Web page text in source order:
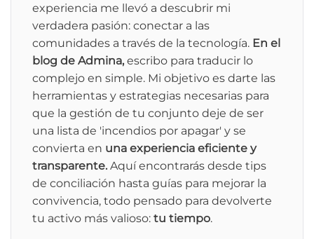
experiencia me llevó a descubrir mi
verdadera pasión: conectar a las
comunidades a través de la tecnología. En el
blog de Admina, escribo para traducir lo
complejo en simple. Mi objetivo es darte las
herramientas y estrategias necesarias para
que la gestión de tu conjunto deje de ser
una lista de 'incendios por apagar' y se
convierta en una experiencia eficiente y
transparente. Aquí encontrarás desde tips
de conciliación hasta guías para mejorar la
convivencia, todo pensado para devolverte
tu activo más valioso: tu tiempo.